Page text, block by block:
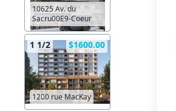
10625 Av. du
Sacru00E9-Coeur
1 1/2 $1600.00
1200 rue MacKay